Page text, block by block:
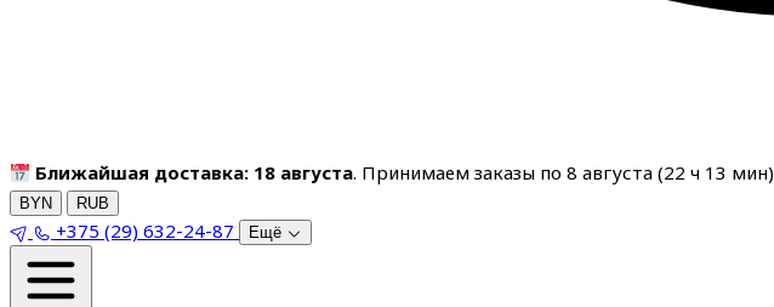
Ближайшая доставка: 18 августа. Принимаем заказы по 8 августа (22 ч 13 мин)
BYN RUB
+375 (29) 632-24-87 Ещё